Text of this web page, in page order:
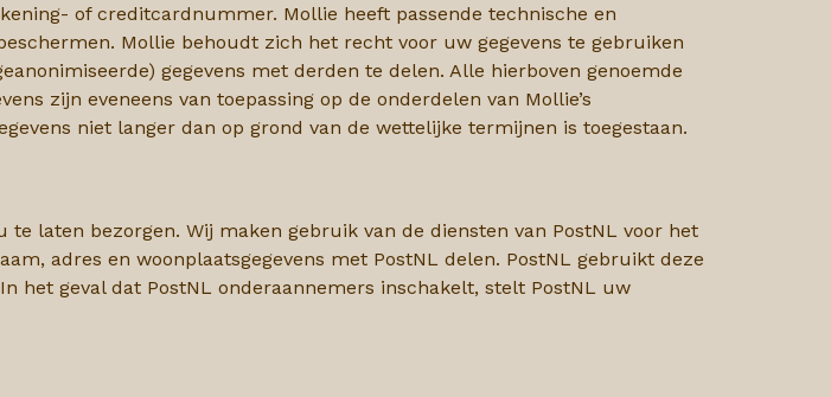
of creditcardnummer. Mollie heeft passende technische en
Mollie behoudt zich het recht voor uw gegevens te gebruiken
gegevens met derden te delen. Alle hierboven genoemde
zijn eveneens van toepassing op de onderdelen van Mollie’s
niet langer dan op grond van de wettelijke termijnen is toegestaan.
laten bezorgen. Wij maken gebruik van de diensten van PostNL voor het
adres en woonplaatsgegevens met PostNL delen. PostNL gebruikt deze
het geval dat PostNL onderaannemers inschakelt, stelt PostNL uw